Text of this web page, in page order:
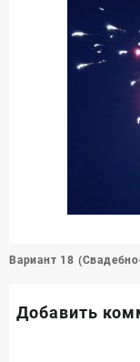
Навигация
Вариант 18
Добавить